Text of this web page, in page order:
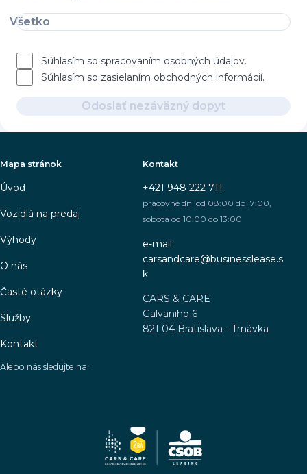
Všetko
Súhlasím so spracovaním osobných údajov.
Súhlasím so zasielaním obchodných informácií.
Odoslať nezáväzný dopyt
Mapa stránok
Úvod
Vozidlá na predaj
Výhody
O nás
Časté otázky
Služby
Kontakt
Kontakt
+421 948 222 711
pracovné dni od 08:00 do 17:00,
sobota od 10:00 do 13:00
e-mail:
carsandcare@businesslease.s
k
CARS & CARE
Galvaniho 6
821 04 Bratislava - Trnávka
Alebo nás sledujte na: